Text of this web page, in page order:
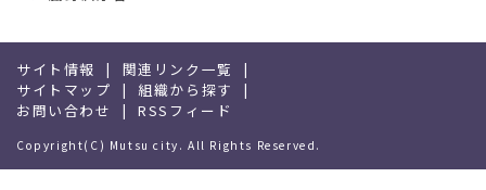
サイト情報
関連リンク一覧
サイトマップ
組織から探す
お問い合わせ
RSSフィード
Copyright(C) Mutsu city. All Rights Reserved.